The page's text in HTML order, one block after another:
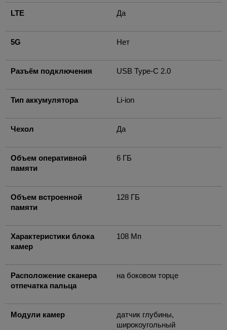
LTE Да
5G Нет
Разъём подключения USB Type-C 2.0
Тип аккумулятора Li-ion
Чехол Да
Объем оперативной
памяти
6 ГБ
Объем встроенной
памяти
128 ГБ
Характеристики блока
камер
108 Мп
Расположение сканера
отпечатка пальца
на боковом торце
Модули камер
датчик глубины,
широкоугольный